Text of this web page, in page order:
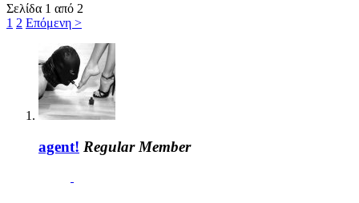
Σελίδα 1 από 2
1 2 Επόμενη >
agent! Regular Member